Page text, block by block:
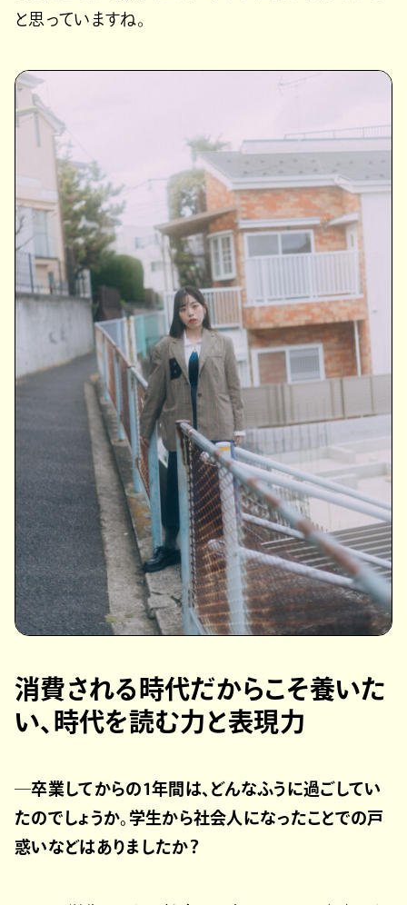
と思っていますね。
消費される時代だからこそ養いた
い、時代を読む力と表現力
─卒業してからの1年間は、どんなふうに過ごしてい
たのでしょうか。学生から社会人になったことでの戸
惑いなどはありましたか？